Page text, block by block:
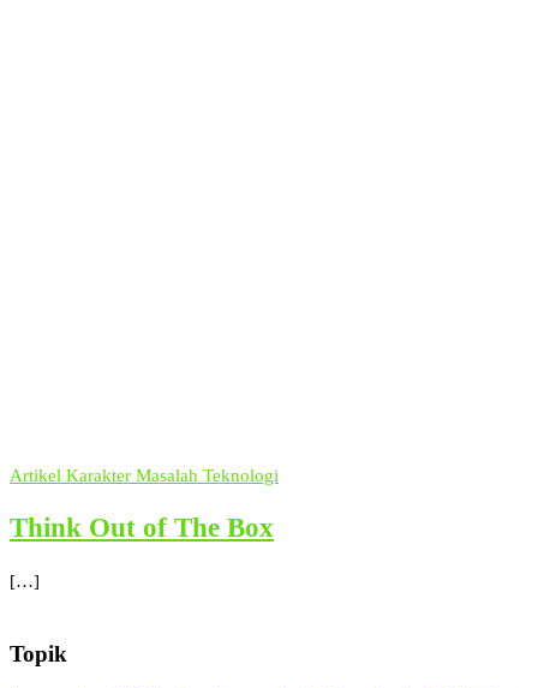
Artikel Karakter Masalah Teknologi
Think Out of The Box
[…]
Topik